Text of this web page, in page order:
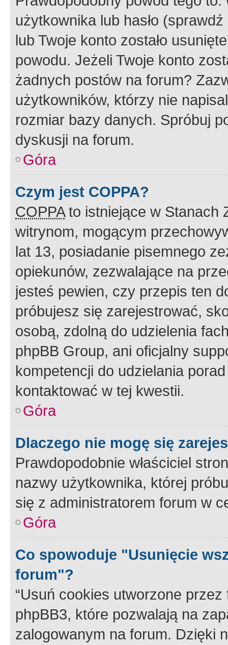
użytkownika lub hasło
lub Twoje konto zostało
powodu. Jeżeli Twoje konto
żadnych postów na forum?
użytkowników, którzy nie
rozmiar bazy danych. Spróbuj
dyskusji na forum.
Góra
Czym jest COPPA?
COPPAto istniejące w Stanach
witrynom, mogącym
lat 13, posiadanie pisemnego
opiekunów, zezwalające na
jesteś pewien, czy przepis ten
próbujesz się zarejestrować,
osobą, zdolną do udzielenia
phpBB Group, ani oficjalny
kompetencji do udzielania
kontaktować w tej kwestii.
Góra
Dlaczego nie mogę się
Prawdopodobnie właściciel
nazwy użytkownika, której
się z administratorem forum w
Góra
Co spowoduje "Usunięcie
forum"?
“Usuń cookies utworzone
phpBB3, które pozwalają na
zalogowanym na forum. Dzięki